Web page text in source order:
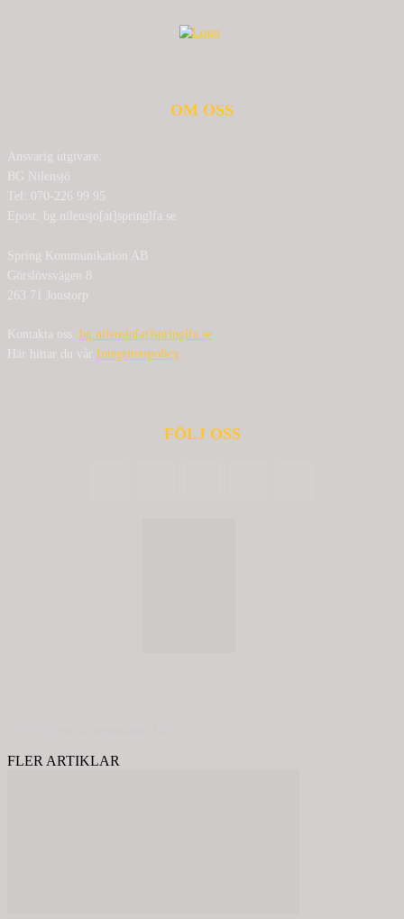
OM OSS
Ansvarig utgivare:
BG Nilensjö
Tel: 070-226 99 95
Epost: bg.nilensjo[at]springlfa.se
Spring Kommunikation AB
Görslövsvägen 8
263 71 Jonstorp
Kontakta oss: bg.nilensjo[at]springlfa.se
Här hittar du vår Integritetspolicy
FÖLJ OSS
FLER ARTIKLAR